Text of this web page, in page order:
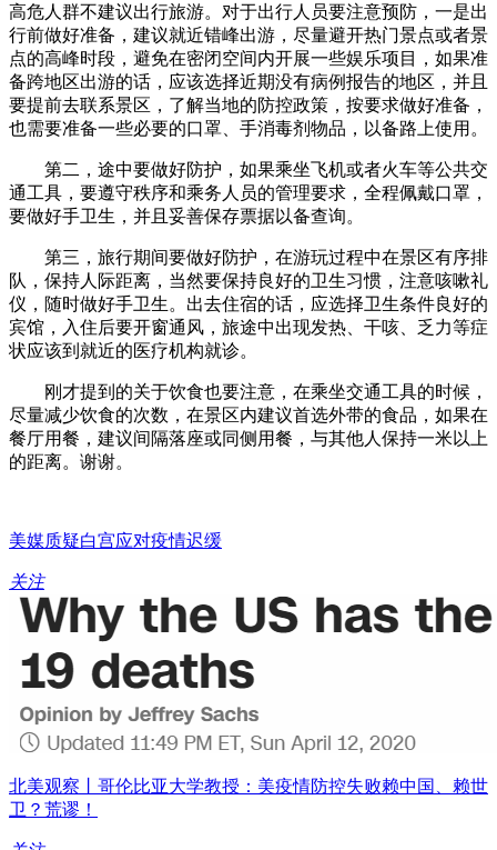
高危人群不建议出行旅游。对于出行人员要注意预防，一是出
行前做好准备，建议就近错峰出游，尽量避开热门景点或者景
点的高峰时段，避免在密闭空间内开展一些娱乐项目，如果准
备跨地区出游的话，应该选择近期没有病例报告的地区，并且
要提前去联系景区，了解当地的防控政策，按要求做好准备，
也需要准备一些必要的口罩、手消毒剂物品，以备路上使用。
第二，途中要做好防护，如果乘坐飞机或者火车等公共交
通工具，要遵守秩序和乘务人员的管理要求，全程佩戴口罩，
要做好手卫生，并且妥善保存票据以备查询。
第三，旅行期间要做好防护，在游玩过程中在景区有序排
队，保持人际距离，当然要保持良好的卫生习惯，注意咳嗽礼
仪，随时做好手卫生。出去住宿的话，应选择卫生条件良好的
宾馆，入住后要开窗通风，旅途中出现发热、干咳、乏力等症
状应该到就近的医疗机构就诊。
刚才提到的关于饮食也要注意，在乘坐交通工具的时候，
尽量减少饮食的次数，在景区内建议首选外带的食品，如果在
餐厅用餐，建议间隔落座或同侧用餐，与其他人保持一米以上
的距离。谢谢。
美媒质疑白宫应对疫情迟缓
关注
北美观察丨哥伦比亚大学教授：美疫情防控失败赖中国、赖世
卫？荒谬！